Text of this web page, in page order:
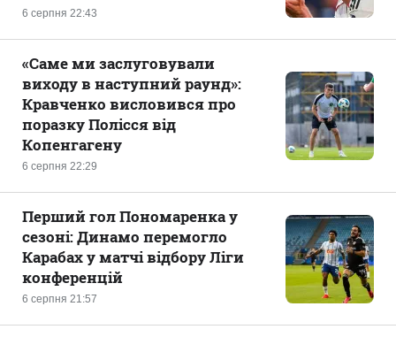
6 серпня 22:43
6 серпня 22:29
«Саме ми заслуговували
виходу в наступний раунд»:
Кравченко висловився про
поразку Полісся від
Копенгагену
6 серпня 21:57
Перший гол Пономаренка у
сезоні: Динамо перемогло
Карабах у матчі відбору Ліги
конференцій